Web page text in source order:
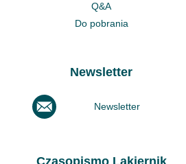
Q&A
Do pobrania
Newsletter
Newsletter
Czasopismo Lakiernik